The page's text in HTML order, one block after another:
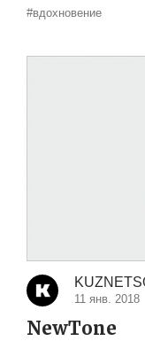
#вдохновение
11 янв. 2018
NewTone